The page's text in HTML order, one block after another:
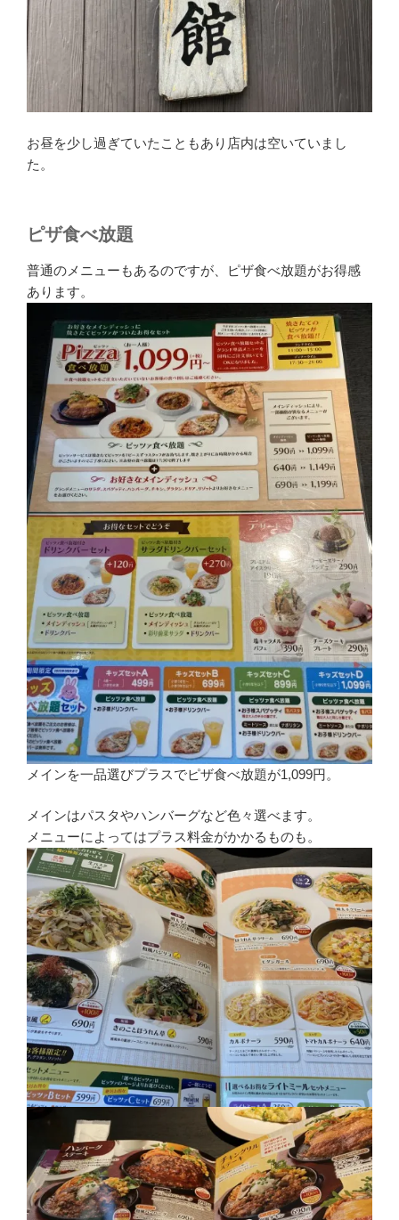
お昼を少し過ぎていたこともあり店内は空いていまし
た。
ピザ食べ放題
普通のメニューもあるのですが、ピザ食べ放題がお得感
あります。
メインを一品選びプラスでピザ食べ放題が1,099円。
メインはパスタやハンバーグなど色々選べます。
メニューによってはプラス料金がかかるものも。